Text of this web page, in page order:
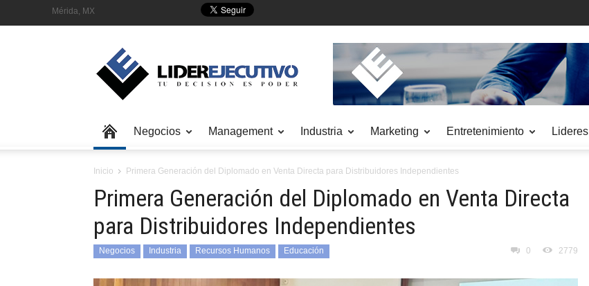
Mérida, MX
Negocios Management Industria Marketing Entretenimiento Lideres
Inicio Primera Generación del Diplomado en Venta Directa para Distribuidores Independientes
Primera Generación del Diplomado en Venta Directa
para Distribuidores Independientes
Negocios Industria Recursos Humanos Educación 0 2779